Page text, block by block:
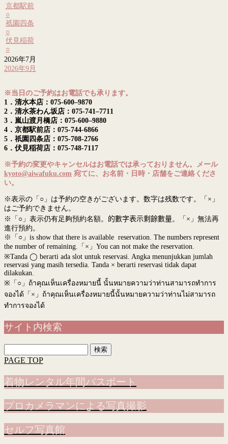
京都駅前
○
祇園四条
○
伏見稲荷
○
2026年7月
2026年9月
※当日のご予約はお電話でも承ります。
1．清水本店：075-600–9870
2．清水茶わん坂店：075-741–7711
3．嵐山渡月橋店：075-600–9880
4．京都駅前店：075-744-6866
5．祇園四条店：075-708-2766
6．伏見稲荷店：075-748-7117
※予約の変更やキャンセルはお電話では承っておりません。メール
kyoto@aiwafuku.com 宛てに、お名前・日時・店舗をご連絡くださ
い。
※表示の「○」は予約の空きがございます。数字は残数です。「×」
はご予約できません。
※「○」表示仍有足夠預約名額。 的數字表示剩餘數量。「×」無法再
進行預約。
※「○」is show that there is available reservation. The numbers represent
the number of remaining.「×」You can not make the reservation.
※Tanda ◯ berarti ada slot untuk reservasi. Angka menunjukkan jumlah
reservasi yang masih tersedia. Tanda × berarti reservasi tidak dapat
dilakukan.
※ 「○」ถ้าคุณเห็นเครื่องหมายนี้ นั้นหมายความว่าท่านสามารถทำการ
จองได้「×」ถ้าคุณเห็นเครื่องหมายนี้นั้นหมายความว่าท่านไม่สามารถ
ทำการจองได้
サイト内検索
索:
PAGE TOP
着物レンタル年間パスポート
プロカメラマンによる写真撮影
セルフ写真館